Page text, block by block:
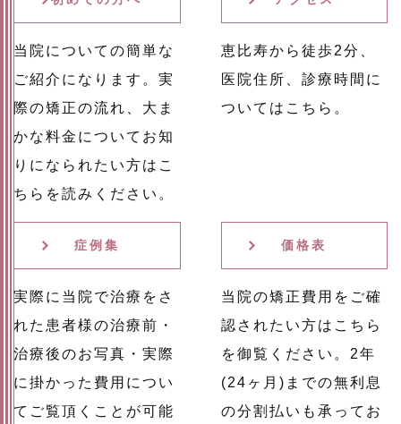
当院についての簡単な
ご紹介になります。実
際の矯正の流れ、大ま
かな料金についてお知
りになられたい方はこ
ちらを読みください。
恵比寿から徒歩2分、
医院住所、診療時間に
ついてはこちら。
症例集
実際に当院で治療をさ
れた患者様の治療前・
治療後のお写真・実際
に掛かった費用につい
てご覧頂くことが可能
価格表
当院の矯正費用をご確
認されたい方はこちら
を御覧ください。2年
(24ヶ月)までの無利息
の分割払いも承ってお